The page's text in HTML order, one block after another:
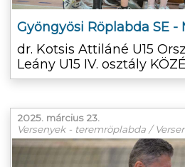
Gyöngyösi Röplabda SE -
dr. Kotsis Attiláné U15
Leány U15 IV. osztály
2025. március 23.
Versenyek - teremröplabda /